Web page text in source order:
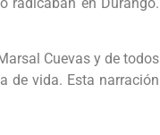
Cuevas y de todos
de vida. Esta narración